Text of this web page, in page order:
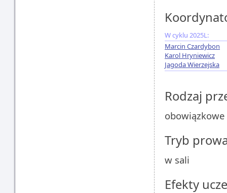
W cyklu 2025L:
Marcin Czardybon
Karol Hryniewicz
Jagoda Wierzejska
Rodzaj
obowiązkowe
Tryb
w sali
Efekty